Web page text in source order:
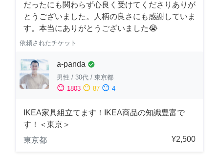
だったにも関わらず心良く受けてくださりありが
とうございました。人柄の良さにも感謝していま
す。本当にありがとうございました😭
依頼されたチケット
a-panda check_circle
男性 / 30代 / 東京都
sentiment_satisfied 1803 sentiment_neutral 87 sentiment_dissatisfied 4
IKEA家具組立てます！IKEA商品の知識豊富で
す！＜東京＞
東京都
¥2,500